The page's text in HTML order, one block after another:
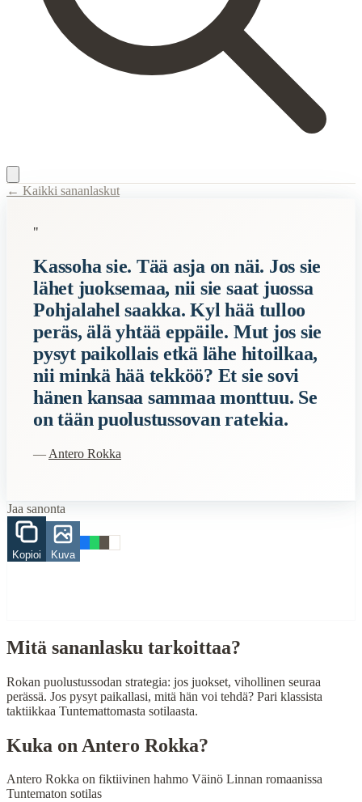
Description:Rokan puolustussodan strategia: jos juokset, vihollinen
Semantic Themes
Suomalaiset
Related Topics
sota
When to Use This Content
Finding Finnish proverbs about specific topics
Cultural Context
Language:Finnish (suomi)
← Kaikki sananlaskut
"
Kassoha sie. Tää asja on näi. Jos sie
lähet juoksemaa, nii sie saat juossa
Pohjalahel saakka. Kyl hää tulloo
peräs, älä yhtää eppäile. Mut jos sie
pysyt paikollais etkä lähe hitoilkaa,
nii minkä hää tekköö? Et sie sovi
hänen kansaa sammaa monttuu. Se
on tään puolustussovan ratekia.
— Antero Rokka
Jaa sanonta
Kopioi Kuva
Mitä sananlasku tarkoittaa?
Rokan puolustussodan strategia: jos juokset, vihollinen seuraa
perässä. Jos pysyt paikallasi, mitä hän voi tehdä? Pari klassista
taktiikkaa Tuntemattomasta sotilaasta.
Kuka on Antero Rokka?
Antero Rokka on fiktiivinen hahmo Väinö Linnan romaanissa
Tuntematon sotilas